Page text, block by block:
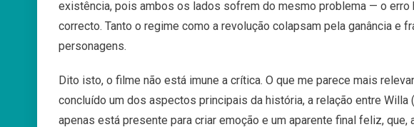
existência, pois ambos os lados sofrem do mesmo problema — o erro
correcto. Tanto o regime como a revolução colapsam pela ganância e
personagens.
Dito isto, o filme não está imune a crítica. O que me parece mais
concluído um dos aspectos principais da história, a relação entre
apenas está presente para criar emoção e um aparente final feliz, que,